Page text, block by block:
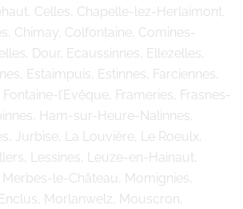
Celles, Chapelle-lez-Herlaimont,
Chimay, Colfontaine, Comines-
Dour, Ecaussinnes, Ellezelles,
Estaimpuis, Estinnes, Farciennes,
l’Evêque, Frameries, Frasnes-
Ham-sur-Heure-Nalinnes,
Jurbise, La Louvière, Le Roeulx,
Lessines, Leuze-en-Hainaut,
le-Château, Momignies,
Morlanwelz, Mouscron,